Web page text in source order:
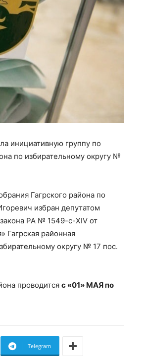
инициативную группу по
по избирательному округу №
Гагрского района по
избран депутатом
РА № 1549-с-XIV от
Гагрская районная
округу № 17 пос.
проводится с «01» МАЯ по
Telegram